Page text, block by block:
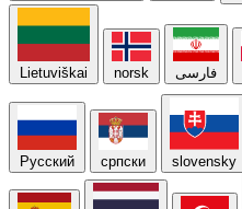
Lietuviškai norsk فارسی
Русский српски slovensky